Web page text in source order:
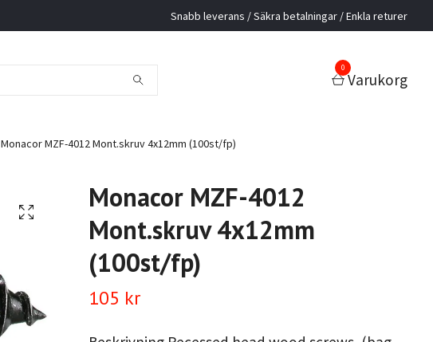
Snabb leverans / Säkra betalningar / Enkla returer
0
Varukorg
Monacor MZF-4012 Mont.skruv 4x12mm (100st/fp)
Monacor MZF-4012
Mont.skruv 4x12mm
(100st/fp)
105 kr